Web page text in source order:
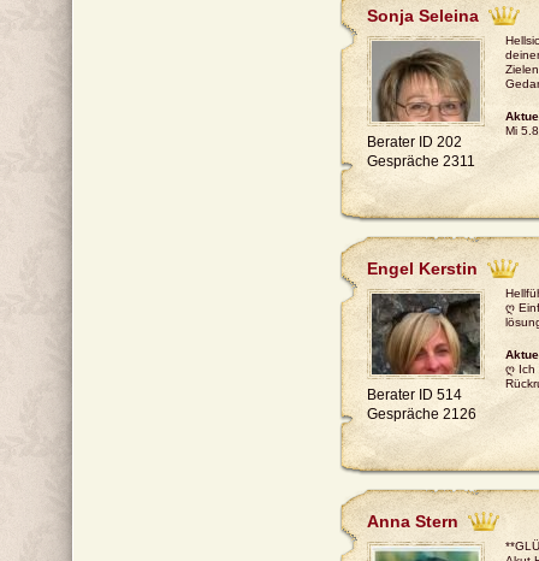
Sonja Seleina
Berater ID 202
Gespräche 2311
Mi
Engel Kerstin
ღ
Berater ID 514
Gespräche 2126
ღ Ich
Anna Stern